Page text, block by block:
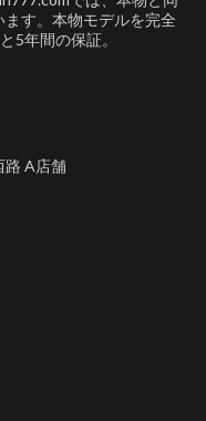
す。本物モデルを完全
5年間の保証。
路 A店舗